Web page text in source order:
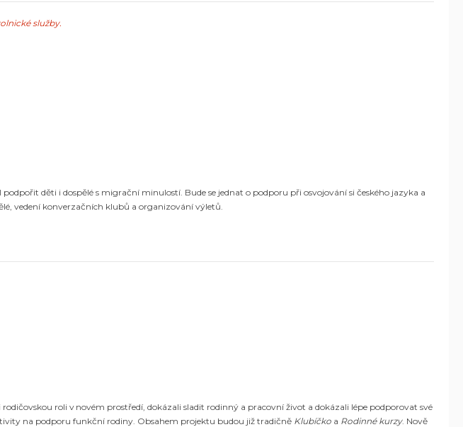
služby.
děti i dospělé s migrační minulostí. Bude se jednat o podporu při osvojování si českého jazyka a
vedení konverzačních klubů a organizování výletů.
roli v novém prostředí, dokázali sladit rodinný a pracovní život a dokázali lépe podporovat své
na podporu funkční rodiny. Obsahem projektu budou již tradičně Klubíčko a Rodinné kurzy. Nově